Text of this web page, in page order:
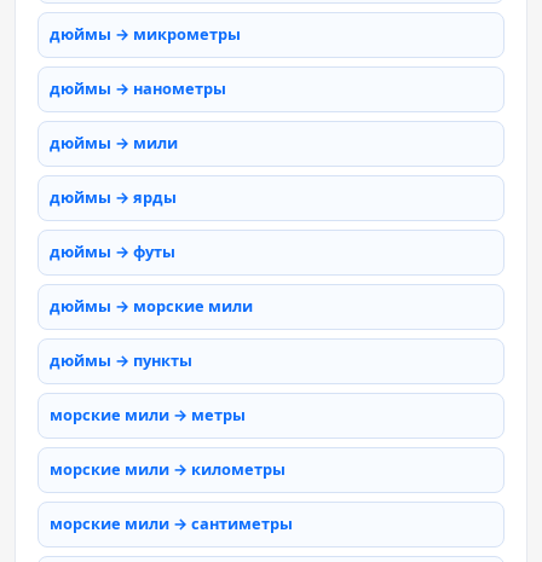
дюймы → микрометры
дюймы → нанометры
дюймы → мили
дюймы → ярды
дюймы → футы
дюймы → морские мили
дюймы → пункты
морские мили → метры
морские мили → километры
морские мили → сантиметры